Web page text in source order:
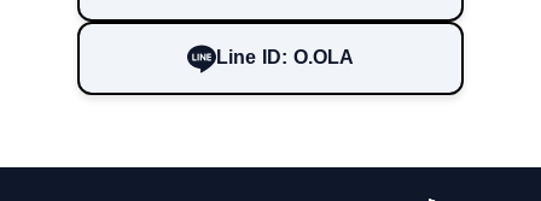
Line ID: O.OLA